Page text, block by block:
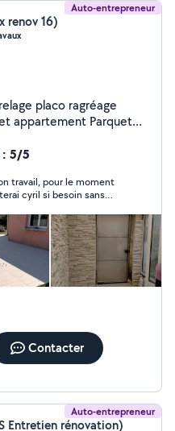
Auto-entrepreneur
renov 16)
ragréage
Parquet
: 5/5
travail, pour le moment
cyril si besoin sans
Contacter
Auto-entrepreneur
Entretien rénovation)